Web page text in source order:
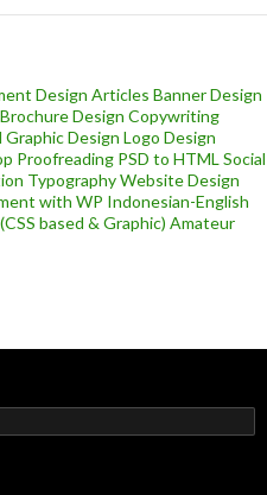
Design Articles Banner Design
Brochure Design Copywriting
Graphic Design Logo Design
Proofreading PSD to HTML Social
TypographyWebsite Design
with WP Indonesian-English
based & Graphic) Amateur